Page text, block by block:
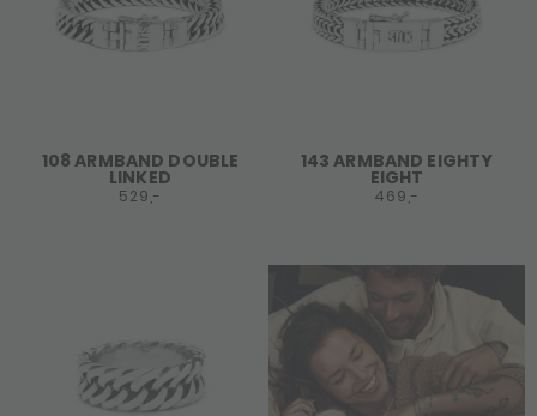
108 ARMBAND DOUBLE
LINKED
529,-
143 ARMBAND EIGHTY
EIGHT
469,-